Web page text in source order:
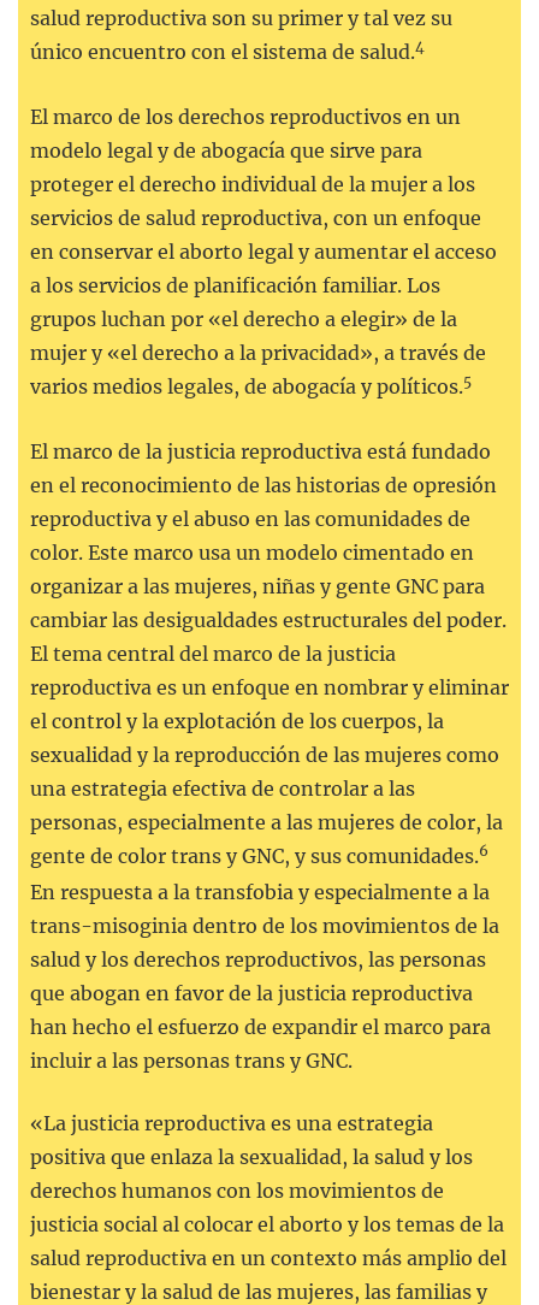
salud reproductiva son su primer y tal vez su
único encuentro con el sistema de salud.4
El marco de los derechos reproductivos en un
modelo legal y de abogacía que sirve para
proteger el derecho individual de la mujer a los
servicios de salud reproductiva, con un enfoque
en conservar el aborto legal y aumentar el acceso
a los servicios de planificación familiar. Los
grupos luchan por «el derecho a elegir» de la
mujer y «el derecho a la privacidad», a través de
varios medios legales, de abogacía y políticos.5
El marco de la justicia reproductiva está fundado
en el reconocimiento de las historias de opresión
reproductiva y el abuso en las comunidades de
color. Este marco usa un modelo cimentado en
organizar a las mujeres, niñas y gente GNC para
cambiar las desigualdades estructurales del poder.
El tema central del marco de la justicia
reproductiva es un enfoque en nombrar y eliminar
el control y la explotación de los cuerpos, la
sexualidad y la reproducción de las mujeres como
una estrategia efectiva de controlar a las
personas, especialmente a las mujeres de color, la
gente de color trans y GNC, y sus comunidades.6
En respuesta a la transfobia y especialmente a la
trans-misoginia dentro de los movimientos de la
salud y los derechos reproductivos, las personas
que abogan en favor de la justicia reproductiva
han hecho el esfuerzo de expandir el marco para
incluir a las personas trans y GNC.
«La justicia reproductiva es una estrategia
positiva que enlaza la sexualidad, la salud y los
derechos humanos con los movimientos de
justicia social al colocar el aborto y los temas de la
salud reproductiva en un contexto más amplio del
bienestar y la salud de las mujeres, las familias y